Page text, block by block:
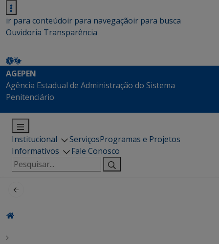
ir para conteúdoir para navegaçãoir para busca
Ouvidoria Transparência
AGEPEN
Agência Estadual de Administração do Sistema
Penitenciário
Institucional ServiçosProgramas e Projetos
Informativos
Fale Conosco
Pesquisar
por: